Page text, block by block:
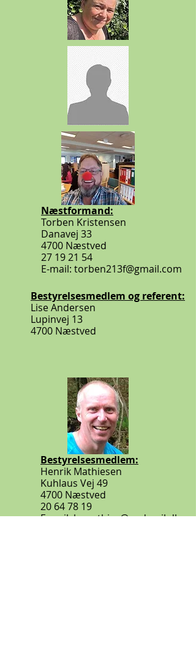
Næstformand:
Torben Kristensen
Danavej 33
4700 Næstved
27 19 21 54
E-mail: torben213f@gmail.com
Bestyrelsesmedlem og referent:
Lise Andersen
Lupinvej 13
4700 Næstved
Bestyrelsesmedlem:
Henrik Mathiesen
Kuhlaus Vej 49
4700 Næstved
20 64 78 19
E-mail:h-mathies@godmail.dk